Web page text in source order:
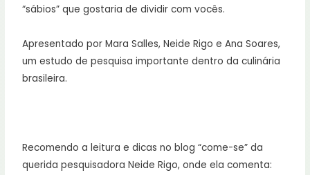
“sábios” que gostaria de dividir com vocês.
Apresentado por Mara Salles, Neide Rigo e Ana Soares,
um estudo de pesquisa importante dentro da culinária
brasileira.
Recomendo a leitura e dicas no blog “come-se” da
querida pesquisadora Neide Rigo, onde ela comenta: